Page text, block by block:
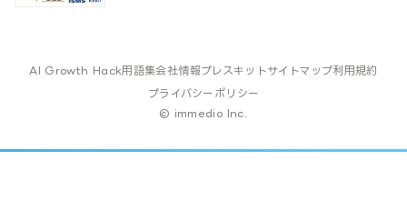
AI Growth Hack用語集会社情報プレスキットサイトマップ利用規約
プライバシーポリシー
© immedio Inc.